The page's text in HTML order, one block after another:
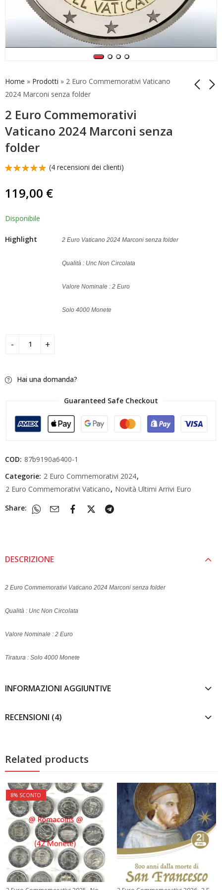
Home » Prodotti » 2 Euro Commemorativi Vaticano
2024 Marconi senza folder
2 Euro Commemorativi
Vaticano 2024 Marconi senza
folder
2 Euro
Commemorativi 2025
Commemorativi
Slovacchia 2026
su base
(4 recensioni dei clienti)
119,00 €
Disponibile
Highlight 2 Euro Vaticano 2024 Marconi senza folder
Qualità : Unc Non Circolata
Valore Nominale : 2 Euro
Solo 4000 Monete
Hai una domanda?
Guaranteed Safe Checkout
COD: 87b9190a6400-1
Categorie: 2 Euro Commemorativi 2024,
2 Euro Commemorativi Vaticano, Novità Ultimi Arrivi Euro
Share:
DESCRIZIONE
2 Euro Commemorativi Vaticano 2024 Marconi senza folder
Qualità : Unc Non Circolata
Valore Nominale : 2 Euro
Tiratura : Solo 4000 Monete
INFORMAZIONI AGGIUNTIVE
RECENSIONI (4)
Related products
8% SCONTO